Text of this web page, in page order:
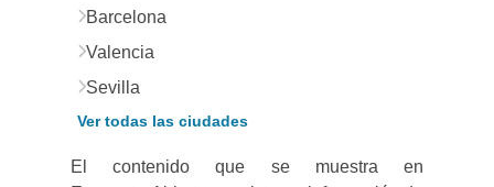
Barcelona
Valencia
Sevilla
Ver todas las ciudades
El contenido que se muestra en